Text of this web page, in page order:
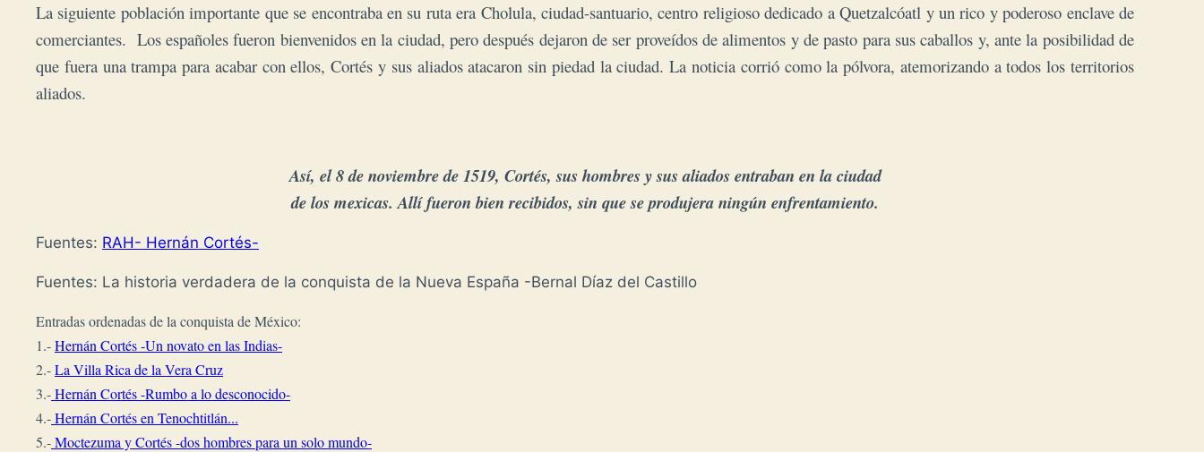
La siguiente población importante que se encontraba en su ruta era Cholula, ciudad-santuario, centro religioso dedicado a Quetzalcóatl y un rico y poderoso enclave de
comerciantes. Los españoles fueron bienvenidos en la ciudad, pero después dejaron de ser proveídos de alimentos y de pasto para sus caballos y, ante la posibilidad de
que fuera una trampa para acabar con ellos, Cortés y sus aliados atacaron sin piedad la ciudad. La noticia corrió como la pólvora, atemorizando a todos los territorios
aliados.
Así, el 8 de noviembre de 1519, Cortés, sus hombres y sus aliados entraban en la ciudad
de los mexicas. Allí fueron bien recibidos, sin que se produjera ningún enfrentamiento.
Fuentes: RAH- Hernán Cortés-
Fuentes: La historia verdadera de la conquista de la Nueva España -Bernal Díaz del Castillo
Entradas ordenadas de la conquista de México:
1.- Hernán Cortés -Un novato en las Indias-
2.- La Villa Rica de la Vera Cruz
3.- Hernán Cortés -Rumbo a lo desconocido-
4.- Hernán Cortés en Tenochtitlán...
5.- Moctezuma y Cortés -dos hombres para un solo mundo-